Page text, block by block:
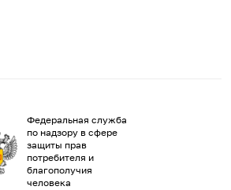
Федеральная служба
по надзору в сфере
защиты прав
потребителя и
благополучия
человека